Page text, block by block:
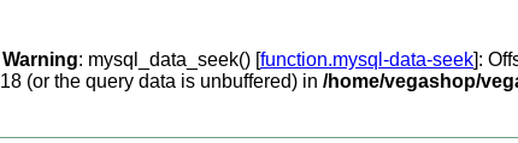
Warning: mysql_data_seek() [function.mysql-data-seek]:
18 (or the query data is unbuffered) in /home/vegashop/